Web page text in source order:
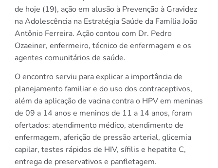
de hoje (19), ação em alusão à Prevenção à Gravidez
na Adolescência na Estratégia Saúde da Família João
Antônio Ferreira. Ação contou com Dr. Pedro
Ozaeiner, enfermeiro, técnico de enfermagem e os
agentes comunitários de saúde.
O encontro serviu para explicar a importância de
planejamento familiar e do uso dos contraceptivos,
além da aplicação de vacina contra o HPV em meninas
de 09 a 14 anos e meninos de 11 a 14 anos, foram
ofertados: atendimento médico, atendimento de
enfermagem, aferição de pressão arterial, glicemia
capilar, testes rápidos de HIV, sífilis e hepatite C,
entrega de preservativos e panfletagem.